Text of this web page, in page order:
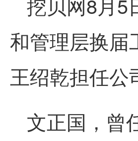
和管理层换届
王绍乾担任公
文正国，曾